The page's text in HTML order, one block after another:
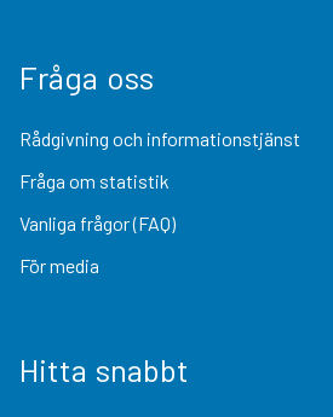
Fråga oss
Rådgivning och informationstjänst
Fråga om statistik
Vanliga frågor (FAQ)
För media
Hitta snabbt